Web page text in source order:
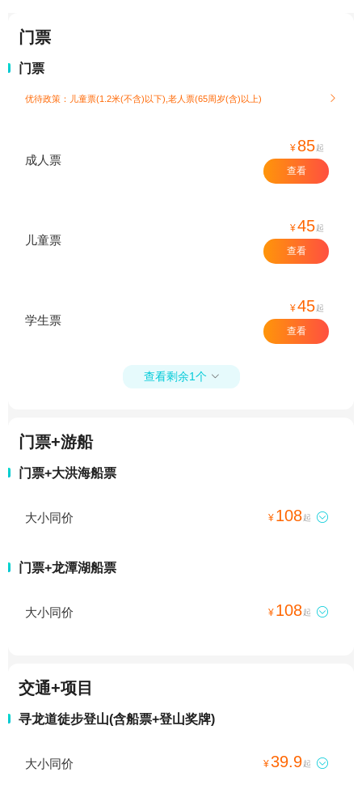
门票
门票
优待政策：儿童票(1.2米(不含)以下),老人票(65周岁(含)以上) 
成人票
¥ 85起
查看
儿童票
¥45起
查看
学生票
¥45起
查看
查看剩余1个 
门票+游船
门票+大洪海船票
大小同价 ¥ 108起 
门票+龙潭湖船票
大小同价 ¥ 108起 
交通+项目
寻龙道徒步登山(含船票+登山奖牌)
大小同价 ¥39.9起 